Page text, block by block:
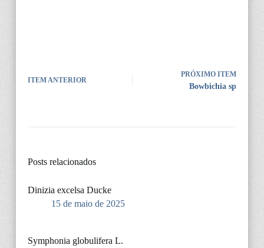
ITEM ANTERIOR
PRÓXIMO ITEM
Bowbichia sp
Posts relacionados
Dinizia excelsa Ducke
15 de maio de 2025
Symphonia globulifera L.